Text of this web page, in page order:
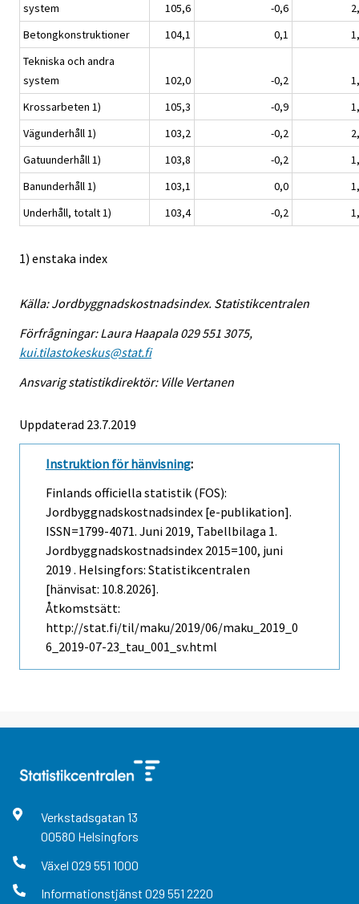
system
105,6 -0,6
Betongkonstruktioner
104,1 0,1
Tekniska och andra
system
102,0 -0,2
Krossarbeten 1)
105,3 -0,9
Vägunderhåll 1)
103,2 -0,2
Gatuunderhåll 1)
103,8 -0,2
Banunderhåll 1)
103,1 0,0
Underhåll, totalt 1)
103,4 -0,2
1) enstaka index
Källa: Jordbyggnadskostnadsindex. Statistikcentralen
Förfrågningar: Laura Haapala 029 551 3075,
kui.tilastokeskus@stat.fi
Ansvarig statistikdirektör: Ville Vertanen
Uppdaterad 23.7.2019
Instruktion för hänvisning:
Finlands officiella statistik (FOS):
Jordbyggnadskostnadsindex [e-publikation].
ISSN=1799-4071. Juni 2019, Tabellbilaga 1.
Jordbyggnadskostnadsindex 2015=100, juni
2019 . Helsingfors: Statistikcentralen
[hänvisat: 10.8.2026].
Åtkomstsätt:
http://stat.fi/til/maku/2019/06/maku_2019_0
6_2019-07-23_tau_001_sv.html
Verkstadsgatan 13
00580 Helsingfors
Växel 029 551 1000
Informationstjänst 029 551 2220